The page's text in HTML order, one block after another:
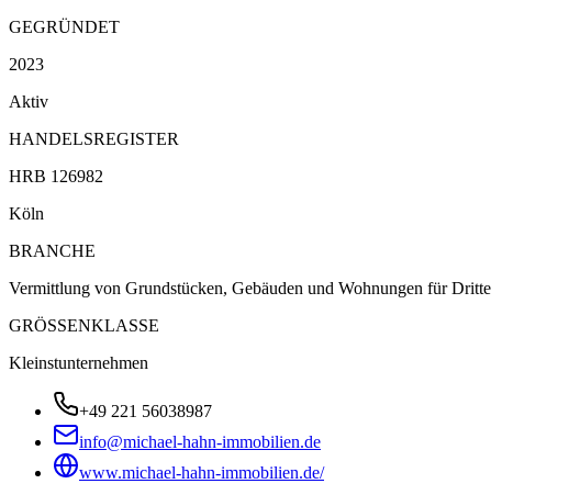
GEGRÜNDET
2023
Aktiv
HANDELSREGISTER
HRB 126982
Köln
BRANCHE
Vermittlung von Grundstücken, Gebäuden und Wohnungen für Dritte
GRÖSSENKLASSE
Kleinstunternehmen
+49 221 56038987
info@michael-hahn-immobilien.de
www.michael-hahn-immobilien.de/